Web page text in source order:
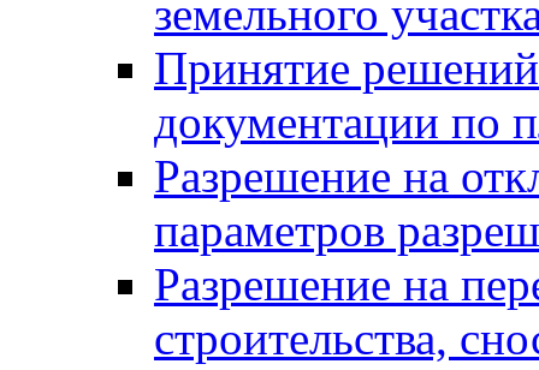
земельного
Принятие
документации по
Разрешение на
параметров
Разрешение на
строительства,